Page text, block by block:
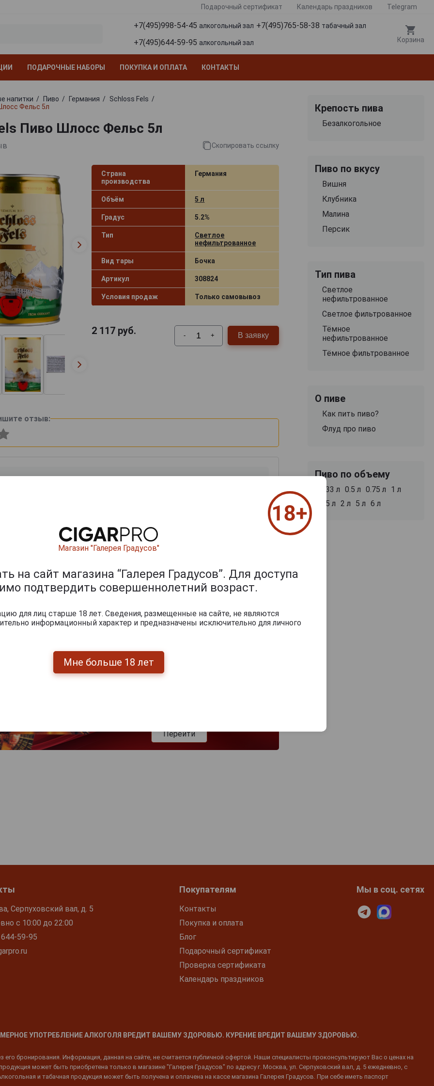
Подарочный сертификат Календарь праздников Telegram
+7(495)998-54-45 алкогольный зал +7(495)765-58-38 табачный зал
+7(495)644-59-95 алкогольный зал Корзина
ПОДАРОЧНЫЕ НАБОРЫ ПОКУПКА И ОПЛАТА КОНТАКТЫ
напитки Пиво Германия
Schloss Fels
Фельс 5л
Пиво Шлосс Фельс 5л
Скопировать ссылку
Страна
производства
Германия
Объём 5 л
Градус 5.2%
Тип
Светлое
нефильтрованное
Вид тары Бочка
Артикул 308824
Условия продаж Только самовывоз
2 117руб. - + В заявку
отзыв:
Перейти
Крепость пива
Безалкогольное
Пиво по вкусу
Вишня
Клубника
Малина
Персик
Тип пива
Светлое
нефильтрованное
Светлое фильтрованное
Тёмное
нефильтрованное
Тёмное фильтрованное
О пиве
Как пить пиво?
Флуд про пиво
Пиво по объему
0.33 л 0.5 л 0.75 л
1 л
1.5 л
2 л 5 л 6 л
Серпуховский вал, д. 5
с 10:00 до 22:00
59-95
Покупателям
Контакты
Покупка и оплата
Блог
Подарочный сертификат
Проверка сертификата
Календарь праздников
Мы в соц. сетях
УПОТРЕБЛЕНИЕ АЛКОГОЛЯ ВРЕДИТ ВАШЕМУ ЗДОРОВЬЮ. КУРЕНИЕ ВРЕДИТ ВАШЕМУ ЗДОРОВЬЮ.
бронирования. Информация, данная на сайте, не считается публичной офертой. Наши специалисты проконсультируют Вас о ценах на
может быть приобретена только в магазине "Галерея Градусов" по адресу г. Москва, ул. Серпуховский вал, д. 5 ежедневно, с
и табачная продукция может быть получена и оплачена на кассе магазина Галерея Градусов. При себе иметь паспорт
Магазин "Галерея Градусов"
на сайт магазина “Галерея Градусов”. Для доступа
подтвердить совершеннолетний возраст.
для лиц старше 18 лет. Сведения, размещенные на сайте, не являются
информационный характер и предназначены исключительно для личного
Мне больше 18 лет